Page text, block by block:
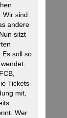
Wir sind
andere
sitzt
Es soll so
Tickets
mit,
Wer